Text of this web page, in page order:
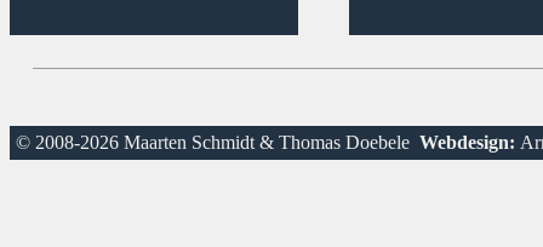
© 2008-2026 Maarten Schmidt & Thomas Doebele Webdesign: